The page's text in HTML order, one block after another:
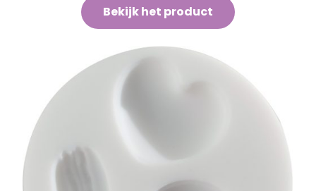
Bekijk het product